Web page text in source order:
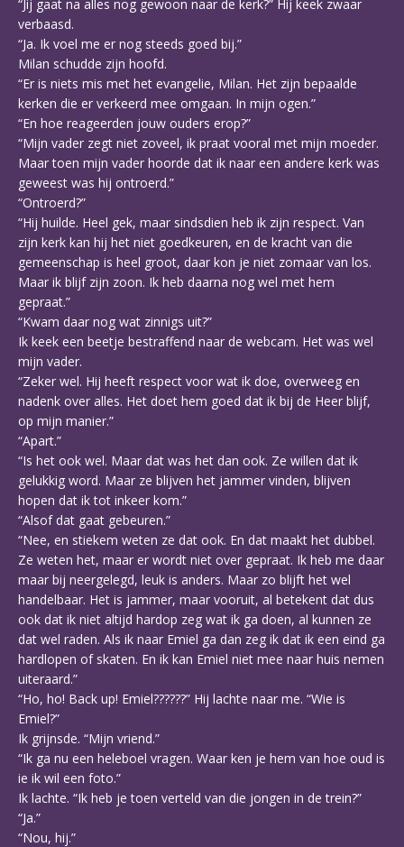
“Jij gaat na alles nog gewoon naar de kerk?” Hij keek zwaar
verbaasd.
“Ja. Ik voel me er nog steeds goed bij.”
Milan schudde zijn hoofd.
“Er is niets mis met het evangelie, Milan. Het zijn bepaalde
kerken die er verkeerd mee omgaan. In mijn ogen.”
“En hoe reageerden jouw ouders erop?”
“Mijn vader zegt niet zoveel, ik praat vooral met mijn moeder.
Maar toen mijn vader hoorde dat ik naar een andere kerk was
geweest was hij ontroerd.”
“Ontroerd?”
“Hij huilde. Heel gek, maar sindsdien heb ik zijn respect. Van
zijn kerk kan hij het niet goedkeuren, en de kracht van die
gemeenschap is heel groot, daar kon je niet zomaar van los.
Maar ik blijf zijn zoon. Ik heb daarna nog wel met hem
gepraat.”
“Kwam daar nog wat zinnigs uit?”
Ik keek een beetje bestraffend naar de webcam. Het was wel
mijn vader.
“Zeker wel. Hij heeft respect voor wat ik doe, overweeg en
nadenk over alles. Het doet hem goed dat ik bij de Heer blijf,
op mijn manier.”
“Apart.”
“Is het ook wel. Maar dat was het dan ook. Ze willen dat ik
gelukkig word. Maar ze blijven het jammer vinden, blijven
hopen dat ik tot inkeer kom.”
“Alsof dat gaat gebeuren.”
“Nee, en stiekem weten ze dat ook. En dat maakt het dubbel.
Ze weten het, maar er wordt niet over gepraat. Ik heb me daar
maar bij neergelegd, leuk is anders. Maar zo blijft het wel
handelbaar. Het is jammer, maar vooruit, al betekent dat dus
ook dat ik niet altijd hardop zeg wat ik ga doen, al kunnen ze
dat wel raden. Als ik naar Emiel ga dan zeg ik dat ik een eind ga
hardlopen of skaten. En ik kan Emiel niet mee naar huis nemen
uiteraard.”
“Ho, ho! Back up! Emiel??????” Hij lachte naar me. “Wie is
Emiel?”
Ik grijnsde. “Mijn vriend.”
“Ik ga nu een heleboel vragen. Waar ken je hem van hoe oud is
ie ik wil een foto.”
Ik lachte. “Ik heb je toen verteld van die jongen in de trein?”
“Ja.”
“Nou, hij.”